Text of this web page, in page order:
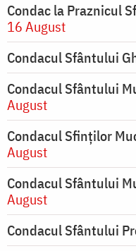
Condac la Praznicul
16 August
Condacul Sfântului
Condacul Sfântului
August
Condacul Sfinţilor
August
Condacul Sfântului
August
Condacul Sfântului